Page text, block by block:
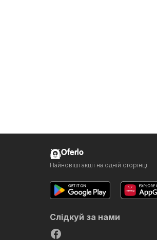
Oferlo
Найновіші акції на одній сторінці
Слідкуй за нами